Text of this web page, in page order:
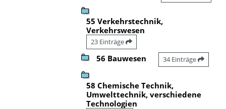
55 Verkehrstechnik,
Verkehrswesen
23 Einträge
56 Bauwesen 34 Einträge
58 Chemische Technik,
Umwelttechnik, verschiedene
Technologien